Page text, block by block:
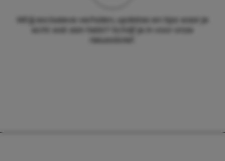
Wil jij exclusieve verhalen, updates en tips waar je
echt wat aan hebt? Schrijf je in voor onze
nieuwsbrief.